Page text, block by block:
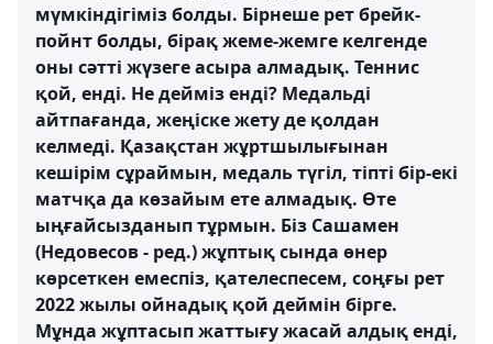
мүмкіндігіміз болды. Бірнеше рет брейк-
пойнт болды, бірақ жеме-жемге келгенде
оны сәтті жүзеге асыра алмадық. Теннис
қой, енді. Не дейміз енді? Медальді
айтпағанда, жеңіске жету де қолдан
келмеді. Қазақстан жұртшылығынан
кешірім сұраймын, медаль түгіл, тіпті бір-екі
матчқа да көзайым ете алмадық. Өте
ыңғайсызданып тұрмын. Біз Сашамен
(Недовесов - ред.) жұптық сында өнер
көрсеткен емеспіз, қателеспесем, соңғы рет
2022 жылы ойнадық қой деймін бірге.
Мұнда жұптасып жаттығу жасай алдық енді,